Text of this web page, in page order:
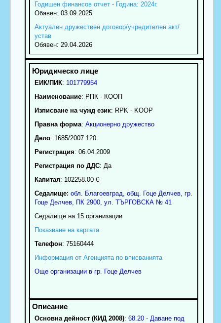
Годишен финансов отчет - Година: 2024г.
Обявен: 03.09.2025
Актуален дружествен договор/учредителен акт/
устав
Обявен: 29.04.2026
ЕИК/ПИК: 101779954
Наименование: РПК - КООП
Изписване на чужд език: RPK - KOOP
Правна форма: Акционерно дружество
Дело: 1685/2007 120
Регистрация: 06.04.2009
Регистрация по ДДС: Да
Капитал: 102258.00 €
Седалище: обл. Благоевград, общ. Гоце Делчев, гр.
Гоце Делчев, ПК 2900, ул. ТЪРГОВСКА № 41
Седалище на 15 организации
Показване на картата
Телефон: 75160444
Информация от Агенцията по вписванията
Още организации в гр. Гоце Делчев
Основна дейност (КИД 2008): 68.20 - Даване под